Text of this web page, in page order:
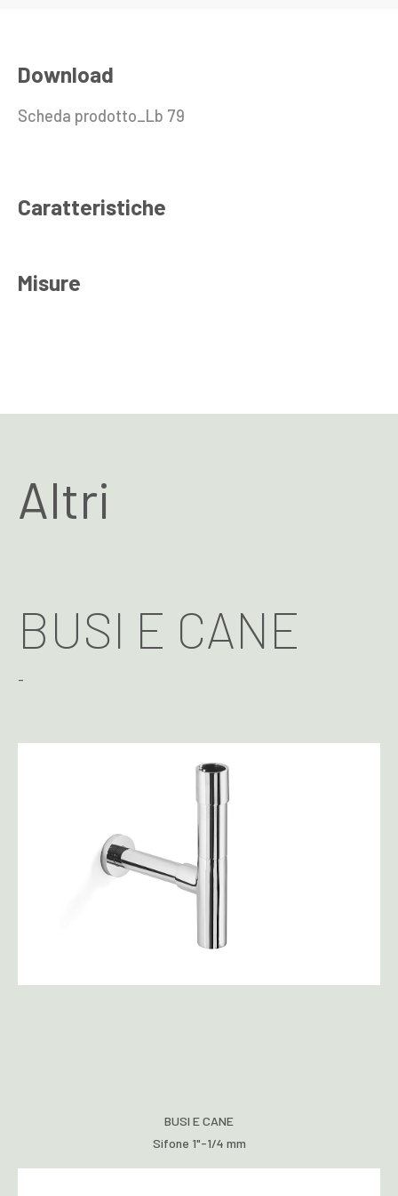
Download
Scheda prodotto_Lb 79
Caratteristiche
Misure
Altri
BUSI E CANE
-
BUSI E CANE
Sifone 1"-1/4 mm